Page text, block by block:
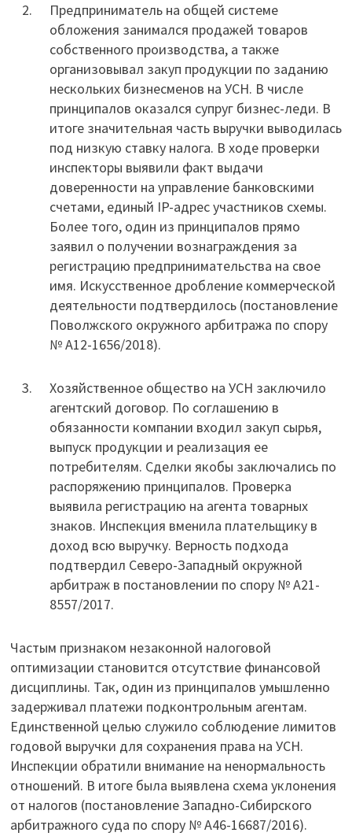
Предприниматель на общей системе
обложения занимался продажей товаров
собственного производства, а также
организовывал закуп продукции по заданию
нескольких бизнесменов на УСН. В числе
принципалов оказался супруг бизнес-леди. В
итоге значительная часть выручки выводилась
под низкую ставку налога. В ходе проверки
инспекторы выявили факт выдачи
доверенности на управление банковскими
счетами, единый IP-адрес участников схемы.
Более того, один из принципалов прямо
заявил о получении вознаграждения за
регистрацию предпринимательства на свое
имя. Искусственное дробление коммерческой
деятельности подтвердилось (постановление
Поволжского окружного арбитража по спору
№ А12-1656/2018).
Хозяйственное общество на УСН заключило
агентский договор. По соглашению в
обязанности компании входил закуп сырья,
выпуск продукции и реализация ее
потребителям. Сделки якобы заключались по
распоряжению принципалов. Проверка
выявила регистрацию на агента товарных
знаков. Инспекция вменила плательщику в
доход всю выручку. Верность подхода
подтвердил Северо-Западный окружной
арбитраж в постановлении по спору № А21-
8557/2017.
Частым признаком незаконной налоговой
оптимизации становится отсутствие финансовой
дисциплины. Так, один из принципалов умышленно
задерживал платежи подконтрольным агентам.
Единственной целью служило соблюдение лимитов
годовой выручки для сохранения права на УСН.
Инспекции обратили внимание на ненормальность
отношений. В итоге была выявлена схема уклонения
от налогов (постановление Западно-Сибирского
арбитражного суда по спору № А46-16687/2016).